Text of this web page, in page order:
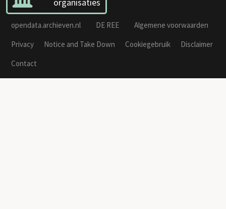
opendata.archieven.nl DE REE
Algemene voorwaarden
Privacy
Notice and Take Down Cookiegebruik
Disclaimer
Contact